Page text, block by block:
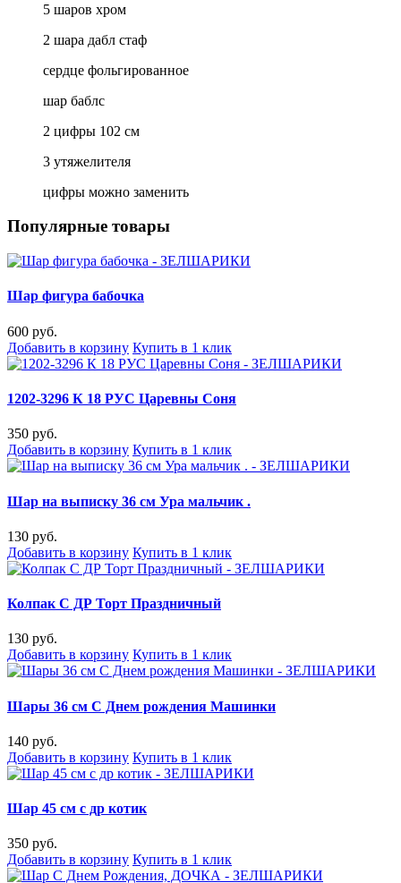
5 шаров хром
2 шара дабл стаф
сердце фольгированное
шар баблс
2 цифры 102 см
3 утяжелителя
цифры можно заменить
Популярные товары
Шар фигура бабочка
600 руб.
Добавить в корзину Купить в 1 клик
1202-3296 К 18 РУС Царевны Соня
350 руб.
Добавить в корзину Купить в 1 клик
Шар на выписку 36 см Ура мальчик .
130 руб.
Добавить в корзину Купить в 1 клик
Колпак С ДР Торт Праздничный
130 руб.
Добавить в корзину Купить в 1 клик
Шары 36 см С Днем рождения Машинки
140 руб.
Добавить в корзину Купить в 1 клик
Шар 45 см с др котик
350 руб.
Добавить в корзину Купить в 1 клик